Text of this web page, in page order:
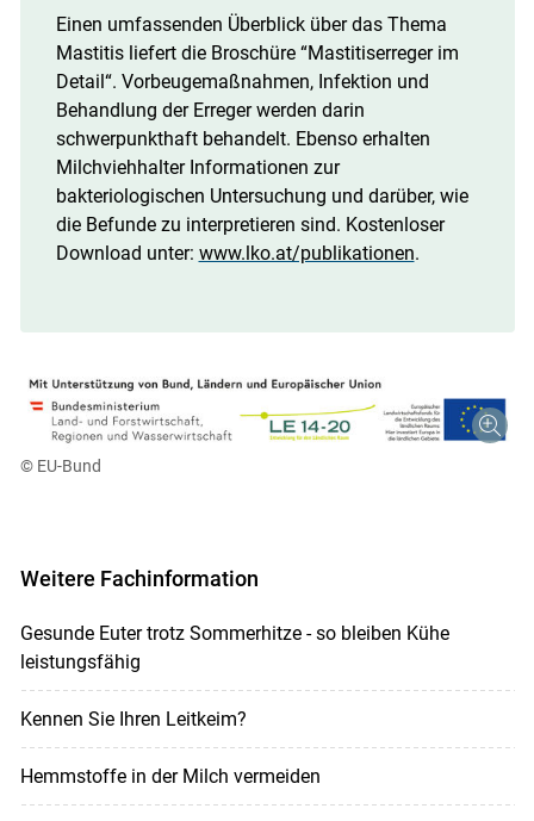
Einen umfassenden Überblick über das Thema
Mastitis liefert die Broschüre “Mastitiserreger im
Detail“. Vorbeugemaßnahmen, Infektion und
Behandlung der Erreger werden darin
schwerpunkthaft behandelt. Ebenso erhalten
Milchviehhalter Informationen zur
bakteriologischen Untersuchung und darüber, wie
die Befunde zu interpretieren sind. Kostenloser
Download unter: www.lko.at/publikationen.
© EU-Bund
Weitere Fachinformation
Gesunde Euter trotz Sommerhitze - so bleiben Kühe
leistungsfähig
Kennen Sie Ihren Leitkeim?
Hemmstoffe in der Milch vermeiden